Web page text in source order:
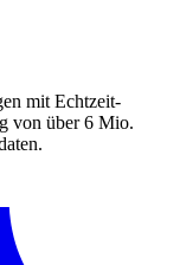
mit Echtzeit-
von über 6 Mio.